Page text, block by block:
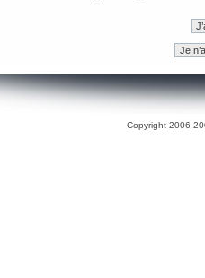
Copyright 2006-